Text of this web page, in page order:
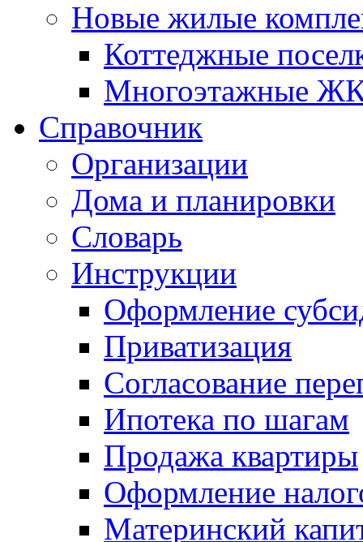
Новые жилые
Коттеджные
Многоэтажные
Справочник
Организации
Дома и планировки
Словарь
Инструкции
Оформление
Приватизация
Согласование
Ипотека по шагам
Продажа квартиры
Оформление
Материнский